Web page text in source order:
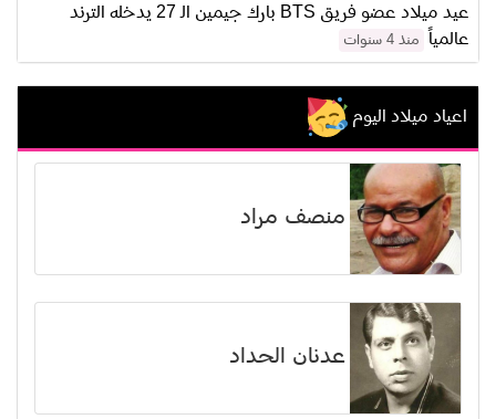
عيد ميلاد عضو فريق BTS بارك جيمين الـ 27 يدخله الترند
عالمياً
منذ 4 سنوات
اعياد ميلاد اليوم
منصف مراد
عدنان الحداد